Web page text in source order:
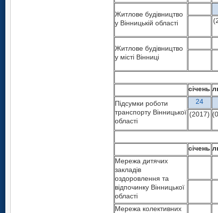
Житлове будівництво
у Вінницькій області
Житлове будівництво
у місті Вінниці
січень
Підсумки роботи
транспорту Вінницької
області
24
(2017)
січень
Мережа дитячих
закладів
оздоровлення та
відпочинку Вінницької
області
Мережа колективних